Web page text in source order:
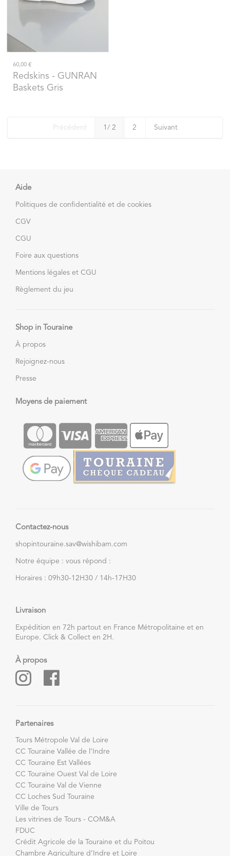
60,00 €
Redskins - GUNRAN
Baskets Gris
Précédent 1 / 2 2 Suivant
Aide
Politiques de confidentialité et de cookies
CGV
CGU
Foire aux questions
Mentions légales et CGU
Règlement du jeu
Shop in Touraine
À propos
Rejoignez-nous
Presse
Moyens de paiement
Contactez-nous
shopintouraine.sav@wishibam.com
Notre équipe : vous répond :
Horaires : 09h30-12H30 / 14h-17H30
Livraison
Expédition en 72h partout en France Métropolitaine et en
Europe. Click & Collect en 2H.
À propos
Partenaires
Tours Métropole Val de Loire
CC Touraine Vallée de l’Indre
CC Touraine Est Vallées
CC Touraine Ouest Val de Loire
CC Touraine Val de Vienne
CC Loches Sud Touraine
Ville de Tours
Les vitrines de Tours - COM&A
FDUC
Crédit Agricole de la Touraine et du Poitou
Chambre Agriculture d’Indre et Loire